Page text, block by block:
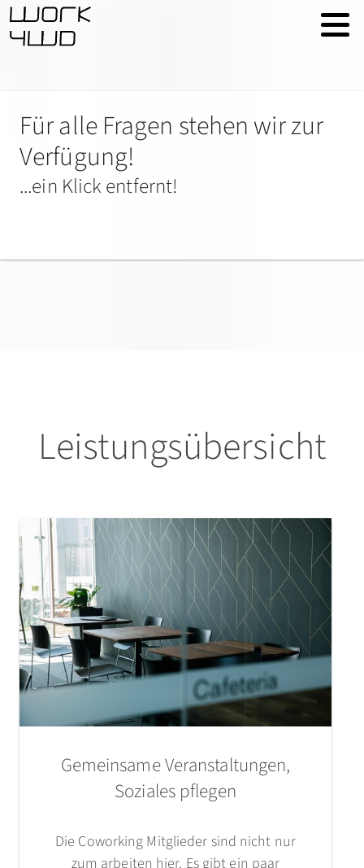
Für alle Fragen stehen wir zur
Verfügung!
...ein Klick entfernt!
Leistungsübersicht
Gemeinsame Veranstaltungen,
Soziales pflegen
Die Coworking Mitglieder sind nicht nur
zum arbeiten hier. Es gibt ein paar